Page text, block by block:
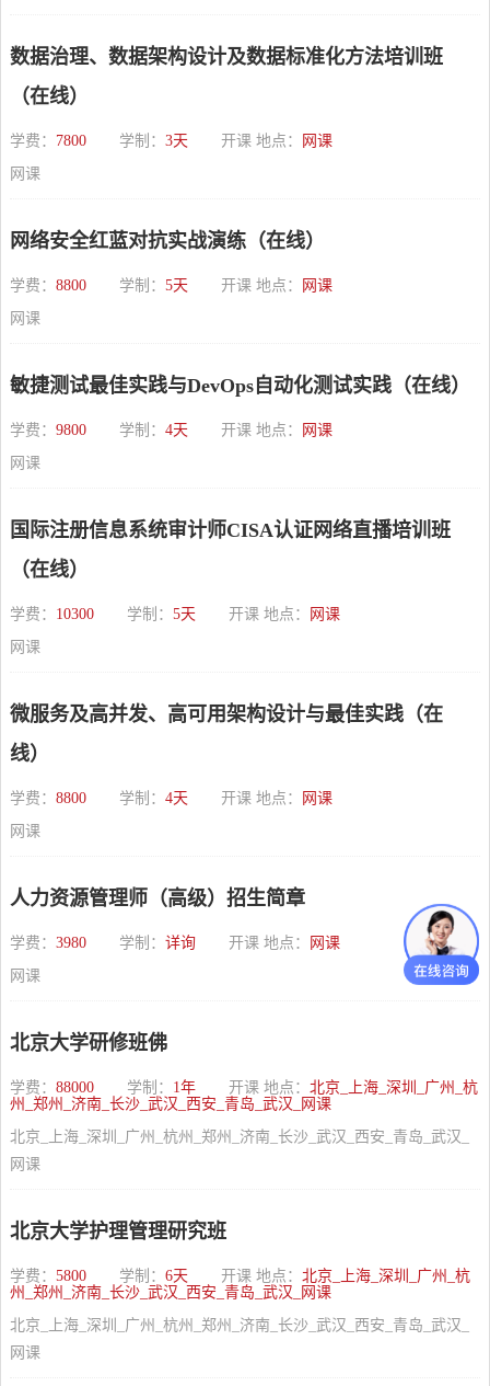
数据治理、数据架构设计及数据标准化方法培训班
（在线）
学费： 7800 学制： 3天 开课 地点：
网课
网课
网络安全红蓝对抗实战演练（在线）
学费： 8800 学制： 5天 开课 地点：
网课
网课
敏捷测试最佳实践与DevOps自动化测试实践（在线）
学费： 9800 学制： 4天 开课 地点：
网课
网课
国际注册信息系统审计师CISA认证网络直播培训班
（在线）
学费： 10300 学制： 5天 开课 地点：
网课
网课
微服务及高并发、高可用架构设计与最佳实践（在
线）
学费： 8800 学制： 4天 开课 地点：
网课
网课
人力资源管理师（高级）招生简章
学费： 3980 学制： 详询 开课 地点：
网课
网课
北京大学研修班佛
学费： 88000 学制： 1年 开课 地点： 北京_上海_深圳_广州_杭
州_郑州_济南_长沙_武汉_西安_青岛_武汉_网课
北京_上海_深圳_广州_杭州_郑州_济南_长沙_武汉_西安_青岛_武汉_
网课
北京大学护理管理研究班
学费： 5800 学制： 6天 开课 地点： 北京_上海_深圳_广州_杭
州_郑州_济南_长沙_武汉_西安_青岛_武汉_网课
北京_上海_深圳_广州_杭州_郑州_济南_长沙_武汉_西安_青岛_武汉_
网课